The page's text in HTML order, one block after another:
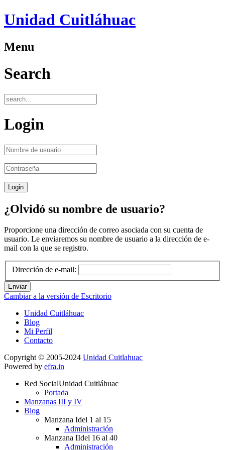
Unidad Cuitláhuac
Menu
Search
Login
¿Olvidó su nombre de usuario?
Proporcione una dirección de correo asociada con su cuenta de
usuario. Le enviaremos su nombre de usuario a la dirección de e-
mail con la que se registro.
Dirección de e-mail:
Enviar
Cambiar a la versión de Escritorio
Unidad Cuitláhuac
Blog
Mi Perfil
Contacto
Copyright © 2005-2024 Unidad Cuitlahuac
Powered by efra.in
Red SocialUnidad Cuitláhuac
Portada
Manzanas III y IV
Blog
Manzana Idel 1 al 15
Administración
Manzana IIdel 16 al 40
Administración